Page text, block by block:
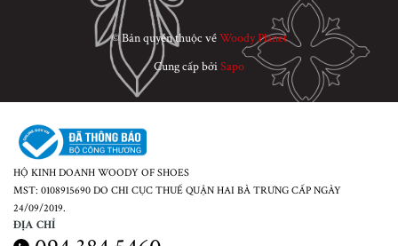
© Bản quyền thuộc vềWoody Planet
Cung cấp bởiSapo
HỘ KINH DOANH WOODY OF SHOES
MST: 0108915690 DO CHI CỤC THUẾ QUẬN HAI BÀ TRƯNG CẤP NGÀY
24/09/2019.
ĐỊA CHỈ